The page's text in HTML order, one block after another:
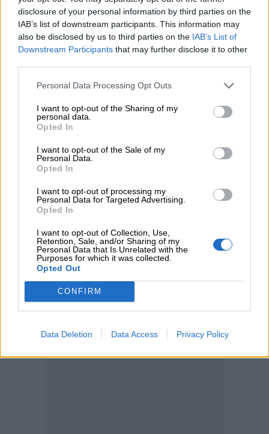
disclosure of your personal information by third parties on the
IAB’s list of downstream participants. This information may
also be disclosed by us to third parties on the IAB’s List of
Downstream Participants that may further disclose it to other
Personal Data Processing Opt Outs
I want to opt-out of the Sharing of my
personal data.
Opted In
I want to opt-out of the Sale of my
Personal Data.
Opted In
I want to opt-out of processing my
Personal Data for Targeted Advertising.
Opted In
I want to opt-out of Collection, Use,
Retention, Sale, and/or Sharing of my
Personal Data that Is Unrelated with the
Purposes for which it was collected.
Opted Out
CONFIRM
Data Deletion Data Access Privacy Policy
Η γαλλική «ψήφος» στο «καλώδιο» και τα συμφέροντα, οι
ελληνικές τράπεζες «πρωταθλήτριες» στα δάνεια, νέο deal
Βαρδινογιάννη- Εξάρχου και ο διπλασιασμός των κερδών της
ΔΕΗ
Randy Schekman, Νομπελίστας Ιατρικής: «Σε πέντε χρόνια
Πάρκινσον»
Ε.Ε και παράνομη μετανάστευση: προτάσεις και δράσεις με
παρονομαστή το κοινό συμφέρον
Αντώνης Βουκλαρής - «ΕΡΡΙΚΟΣ ΝΤΥΝΑΝ»
Η νέα εποχή στην εκπαίδευση των ασφαλιστικών
διαμεσολαβητών